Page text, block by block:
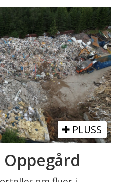
PLUSS